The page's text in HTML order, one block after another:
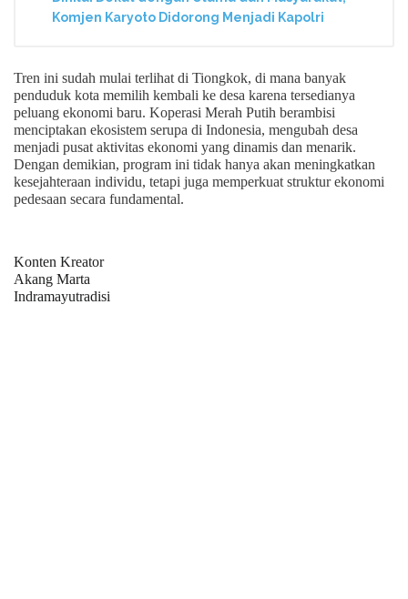
Komjen Karyoto Didorong Menjadi Kapolri
Tren ini sudah mulai terlihat di Tiongkok, di mana banyak
penduduk kota memilih kembali ke desa karena tersedianya
peluang ekonomi baru. Koperasi Merah Putih berambisi
menciptakan ekosistem serupa di Indonesia, mengubah desa
menjadi pusat aktivitas ekonomi yang dinamis dan menarik.
Dengan demikian, program ini tidak hanya akan meningkatkan
kesejahteraan individu, tetapi juga memperkuat struktur ekonomi
pedesaan secara fundamental.
Konten Kreator
Akang Marta
Indramayutradisi